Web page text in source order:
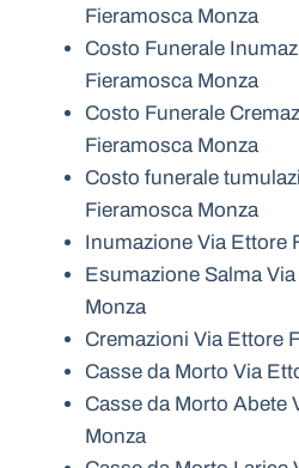
Fieramosca Monza
Costo Funerale
Fieramosca Monza
Costo Funerale
Fieramosca Monza
Costo funerale
Fieramosca Monza
Inumazione Via Ettore
Esumazione Salma
Monza
Cremazioni Via Ettore
Casse da Morto Via
Casse da Morto Abete
Monza